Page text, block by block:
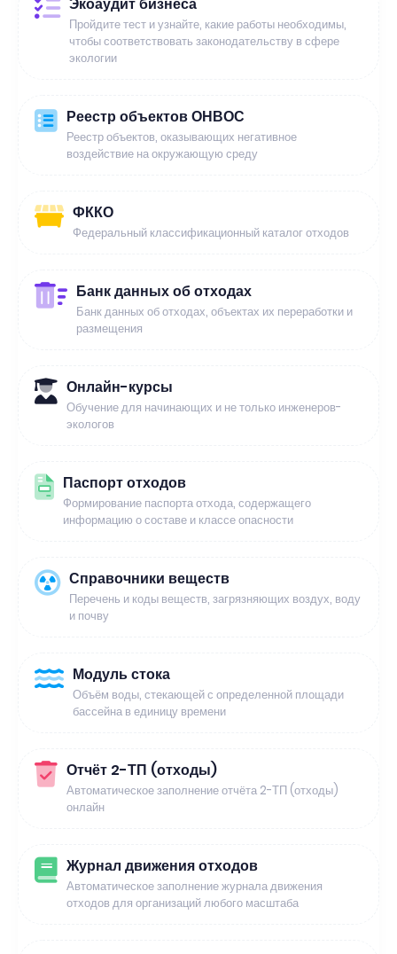
Экоаудит бизнеса
Пройдите тест и узнайте, какие работы необходимы,
чтобы соответствовать законодательству в сфере
экологии
Реестр объектов ОНВОС
Реестр объектов, оказывающих негативное
воздействие на окружающую среду
ФККО
Федеральный классификационный каталог отходов
Банк данных об отходах
Банк данных об отходах, объектах их переработки и
размещения
Онлайн-курсы
Обучение для начинающих и не только инженеров-
экологов
Паспорт отходов
Формирование паспорта отхода, содержащего
информацию о составе и классе опасности
Справочники веществ
Перечень и коды веществ, загрязняющих воздух, воду
и почву
Модуль стока
Объём воды, стекающей с определенной площади
бассейна в единицу времени
Отчёт 2-ТП (отходы)
Автоматическое заполнение отчёта 2-ТП (отходы)
онлайн
Журнал движения отходов
Автоматическое заполнение журнала движения
отходов для организаций любого масштаба